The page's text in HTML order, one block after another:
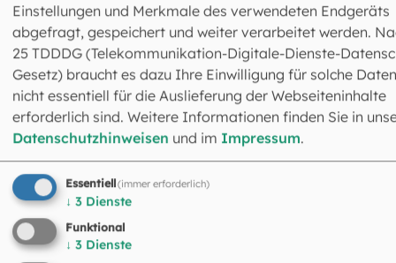
Eine berufsbegleitende Weiterbildung für Hauptamtliche
„ALTER-native. Qualität in der Seniorenpastoral“ mit
Grundlagenmodul und acht Modulen, angeboten von
und Weiterbildung Freising“ (bedarfsorientierte
Weiterbildung kirchlicher Mitarbeitenden). Die
Weiterbildung ...
breiter inhaltlicher Ausfächerung
... thematisiert Spiritualität und Glaube älterer
sowie ethische Fragen und seelsorgliche Begleitung
Menschen in der Geriatrie
Einstellungen und Merkmale des verwendeten Endgeräts
abgefragt, gespeichert und weiter verarbeitet werden.
25 TDDDG (Telekommunikation-Digitale-Dienste-
Gesetz) braucht es dazu Ihre Einwilligung für solche
nicht essentiell für die Auslieferung der Webseiteninhalte
erforderlich sind. Weitere Informationen finden Sie in
Datenschutzhinweisen und im Impressum.
Essentiell(immer erforderlich)
↓ 3 Dienste
Funktional
↓ 3 Dienste